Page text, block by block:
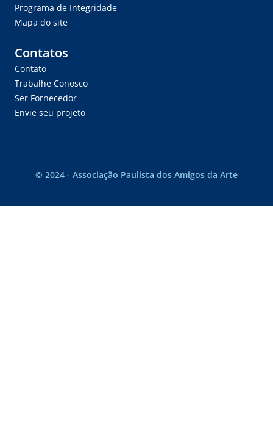
Programa de Integridade
Mapa do site
Contatos
Contato
Trabalhe Conosco
Ser Fornecedor
Envie seu projeto
© 2024 - Associação Paulista dos Amigos da Arte